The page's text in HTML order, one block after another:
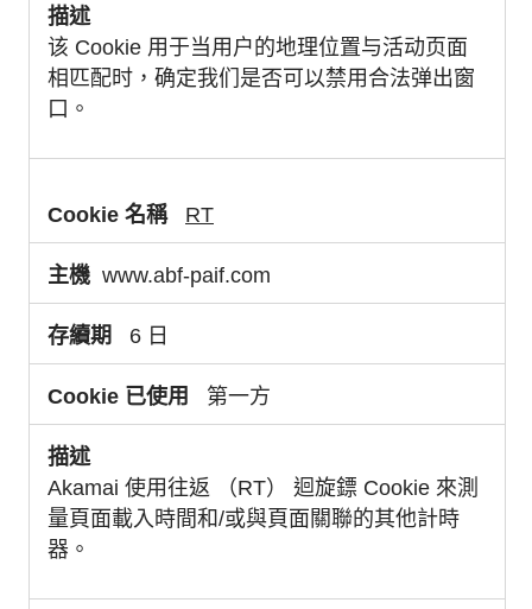
该 Cookie 用于当用户的地理位置与活动页面
相匹配时，确定我们是否可以禁用合法弹出窗
口。
RT
www.abf-paif.com
6 日
第一方
Akamai 使用往返 （RT） 迴旋鏢 Cookie 來測
量頁面載入時間和/或與頁面關聯的其他計時
器。